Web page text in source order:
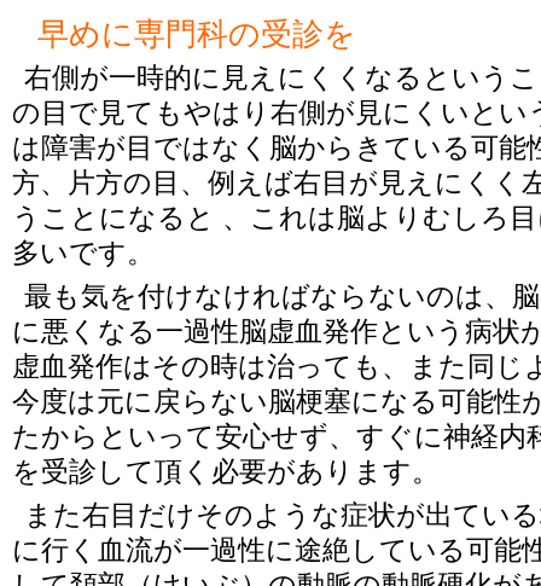
早めに専門科の受診を
右側が一時的に見えにくくなるという
の目で見てもやはり右側が見にくいと
は障害が目ではなく脳からきている可能
方、片方の目、例えば右目が見えにくく
うことになると 、これは脳よりむしろ
多いです。
最も気を付けなければならないのは、
に悪くなる一過性脳虚血発作という病状
虚血発作はその時は治っても、また同じ
今度は元に戻らない脳梗塞になる可能性
たからといって安心せず、すぐに神経内
を受診して頂く必要があります。
また右目だけそのような症状が出てい
に行く血流が一過性に途絶している可能